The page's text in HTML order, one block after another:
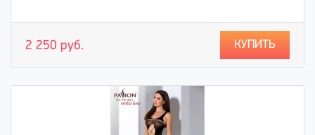
2 250 руб. КУПИТЬ